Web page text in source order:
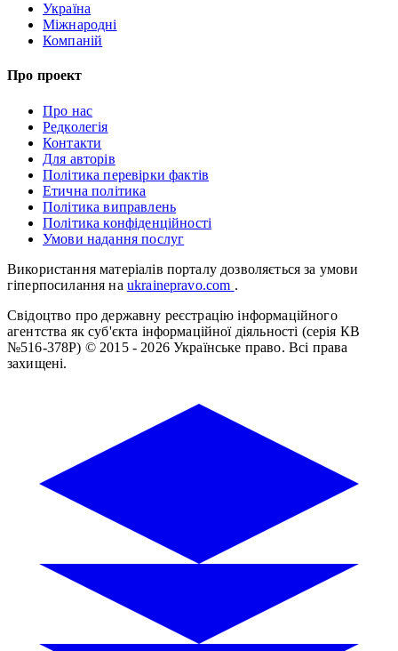
Україна
Міжнародні
Компаній
Про проект
Про нас
Редколегія
Контакти
Для авторів
Політика перевірки фактів
Етична політика
Політика виправлень
Політика конфіденційності
Умови надання послуг
Використання матеріалів порталу дозволяється за умови
гіперпосилання на ukrainepravo.com .
Свідоцтво про державну реєстрацію інформаційного
агентства як суб'єкта інформаційної діяльності (серія КВ
№516-378Р) © 2015 - 2026 Українське право. Всі права
захищені.